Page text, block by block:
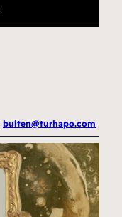
bulten@turhapo.com